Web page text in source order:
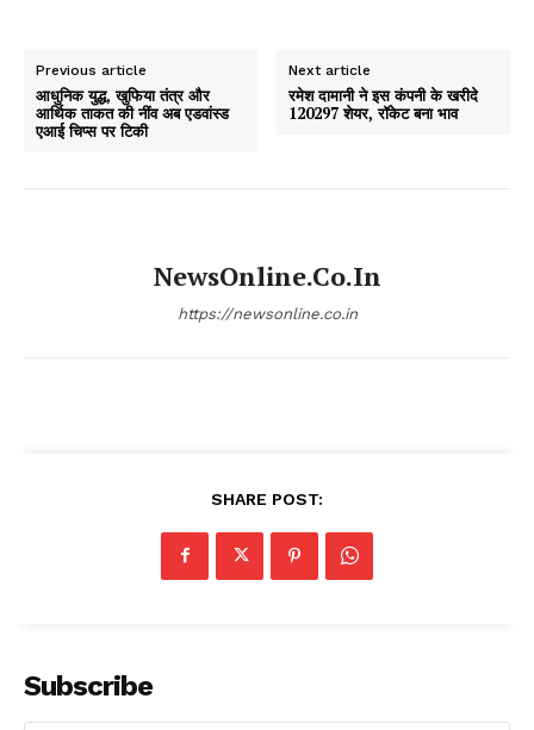
Previous article
आधुनिक युद्ध, खुफिया तंत्र और
आर्थिक ताकत की नींव अब एडवांस्ड
एआई चिप्स पर टिकी
Next article
रमेश दामानी ने इस कंपनी के खरीदे
120297 शेयर, रॉकेट बना भाव
NewsOnline.co.in
https://newsonline.co.in
SHARE POST:
Subscribe